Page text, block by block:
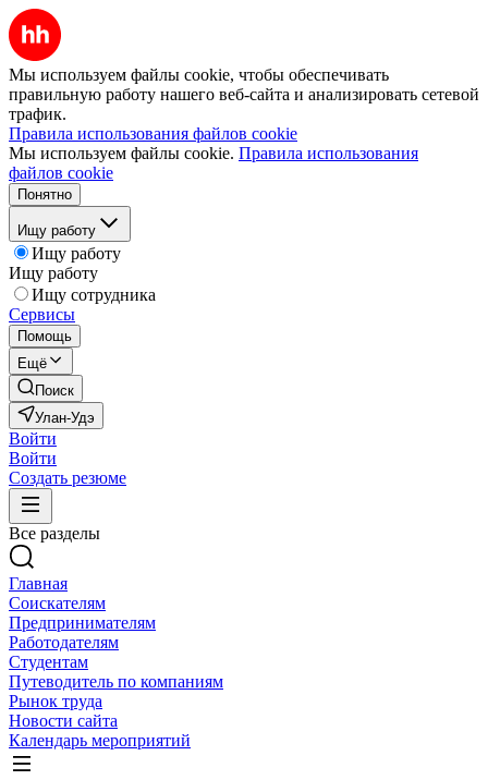
Мы используем файлы cookie, чтобы обеспечивать
правильную работу нашего веб-сайта и анализировать сетевой
трафик.
Правила использования файлов cookie
Мы используем файлы cookie. Правила использования
файлов cookie
Понятно
Ищу работу
Ищу работу
Ищу работу
Ищу сотрудника
Сервисы
Помощь
Ещё
Поиск
Улан-Удэ
Войти
Войти
Создать резюме
Все разделы
Главная
Соискателям
Предпринимателям
Работодателям
Студентам
Путеводитель по компаниям
Рынок труда
Новости сайта
Календарь мероприятий